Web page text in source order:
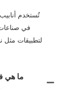
تُستخدم
في صناعات
لتطبيقات مثل
ما هي